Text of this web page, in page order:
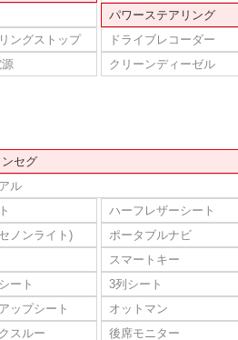
パワーステアリング
ングストップ
ドライブレコーダー
クリーンディーゼル
セグ
ル
ハーフレザーシート
ノンライト)
ポータブルナビ
スマートキー
ート
3列シート
ップシート
オットマン
スルー
後席モニター